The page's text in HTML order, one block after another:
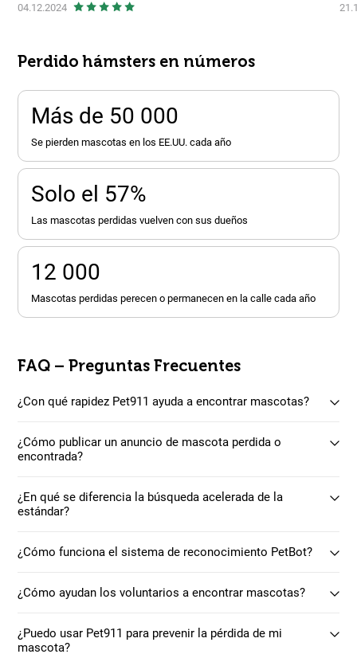
04.12.2024
Perdido hámsters en números
Más de 50 000
se pierden mascotas en los EE.UU. cada año
Solo el 57%
las mascotas perdidas vuelven con sus dueños
12 000
mascotas perdidas perecen o permanecen en la calle cada año
FAQ – Preguntas Frecuentes
¿Con qué rapidez Pet911 ayuda a encontrar mascotas?
¿Cómo publicar un anuncio de mascota perdida o
encontrada?
¿En qué se diferencia la búsqueda acelerada de la
estándar?
¿Cómo funciona el sistema de reconocimiento PetBot?
¿Cómo ayudan los voluntarios a encontrar mascotas?
¿Puedo usar Pet911 para prevenir la pérdida de mi
mascota?